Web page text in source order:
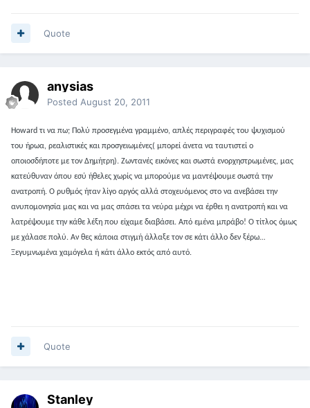
Quote
anysias
Posted August 20, 2011
Howard τι να πω; Πολύ προσεγμένα γραμμένο, απλές περιγραφές του ψυχισμού
του ήρωα, ρεαλιστικές και προσγειωμένες( μπορεί άνετα να ταυτιστεί ο
οποιοσδήποτε με τον Δημήτρη). Ζωντανές εικόνες και σωστά ενορχηστρωμένες, μας
κατεύθυναν όπου εσύ ήθελες χωρίς να μπορούμε να μαντέψουμε σωστά την
ανατροπή. Ο ρυθμός ήταν λίγο αργός αλλά στοχευόμενος στο να ανεβάσει την
ανυπομονησία μας και να μας σπάσει τα νεύρα μέχρι να έρθει η ανατροπή και να
λατρέψουμε την κάθε λέξη που είχαμε διαβάσει. Από εμένα μπράβο! Ο τίτλος όμως
με χάλασε πολύ. Αν θες κάποια στιγμή άλλαξε τον σε κάτι άλλο δεν ξέρω…
Ξεγυμνωμένα χαμόγελα ή κάτι άλλο εκτός από αυτό.
Quote
Stanley